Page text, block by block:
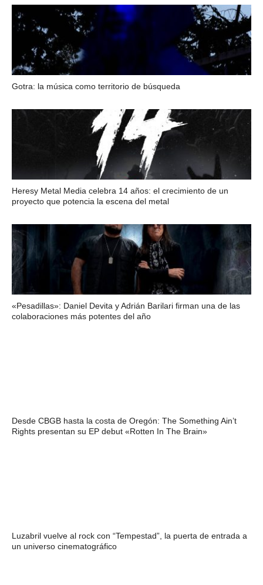
Gotra: la música como territorio de búsqueda
Heresy Metal Media celebra 14 años: el crecimiento de un
proyecto que potencia la escena del metal
«Pesadillas»: Daniel Devita y Adrián Barilari firman una de las
colaboraciones más potentes del año
Desde CBGB hasta la costa de Oregón: The Something Ain’t
Rights presentan su EP debut «Rotten In The Brain»
Luzabril vuelve al rock con “Tempestad”, la puerta de entrada a
un universo cinematográfico